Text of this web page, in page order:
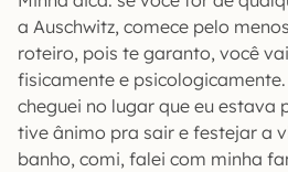
a Auschwitz, comece pelo
roteiro, pois te garanto, você
fisicamente e
cheguei no lugar que eu estava
tive ânimo pra sair e festejar a
banho, comi, falei com minha